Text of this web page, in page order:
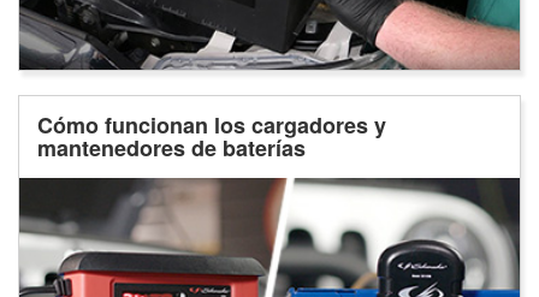
Cómo funcionan los cargadores y
mantenedores de baterías